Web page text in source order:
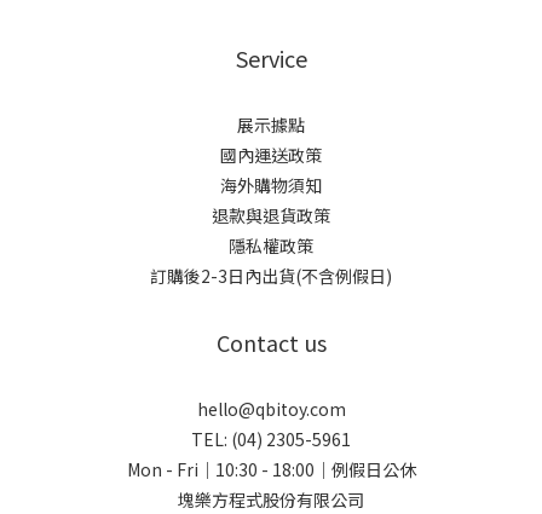
Service
展示據點
國內運送政策
海外購物須知
退款與退貨政策
隱私權政策
訂購後2-3日內出貨(不含例假日)
Contact us
hello@qbitoy.com
TEL: (04) 2305-5961
Mon - Fri｜10:30 - 18:00｜例假日公休
塊樂方程式股份有限公司